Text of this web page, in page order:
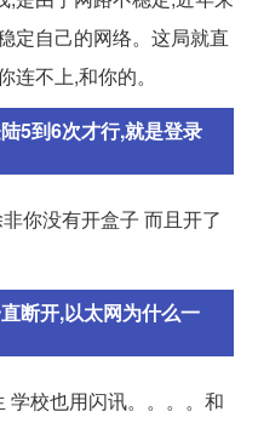
定自己的网络。这局就直
不上,和你的。
5到6次才行,就是登录
你没有开盒子 而且开了
断开,以太网为什么一
学校也用闪讯。。。。和